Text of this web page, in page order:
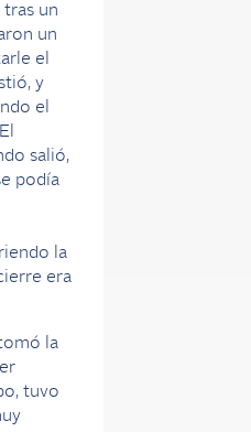
un
un
el
y
el
salió,
podía
la
era
la
tuvo